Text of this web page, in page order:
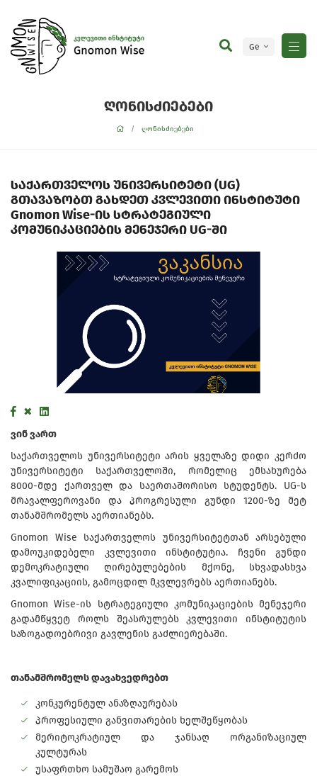
Ge
ღონისძიებები
ღონისძიებები
საქართველოს უნივერსიტეტი (UG)
გთავაზობთ გახდეთ კვლევითი ინსტიტუტი
Gnomon Wise-ის სტრატეგიული
კომუნიკაციების მენეჯერი UG-ში
ვინ ვართ
საქართველოს უნივერსიტეტი არის ყველაზე დიდი კერძო
უნივერსიტეტი საქართველოში, რომელიც ემსახურება
8000-მდე ქართველ და საერთაშორისო სტუდენტს. UG-ს
მრავალფეროვანი და პროგრესული გუნდი 1200-ზე მეტ
თანამშრომელს აერთიანებს.
Gnomon Wise საქართველოს უნივერსიტეტთან არსებული
დამოუკიდებელი კვლევითი ინსტიტუტია. ჩვენი გუნდი
დემოკრატიული ღირებულებების მქონე, სხვადასხვა
კვალიფიკაციის, გამოცდილ მკვლევრებს აერთიანებს.
Gnomon Wise-ის სტრატეგიული კომუნიკაციების მენეჯერი
გადამწყვეტ როლს შეასრულებს კვლევითი ინსტიტუტის
საზოგადოებრივი გავლენის გაძლიერებაში.
თანამშრომელს დავახვედრებთ
კონკურენტულ ანაზღაურებას
პროფესიული განვითარების ხელშეწყობას
მერიტოკრატიულ და ჯანსაღ ორგანიზაციულ
კულტურას
უსაფრთხო სამუშაო გარემოს